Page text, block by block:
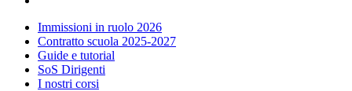
Immissioni in ruolo 2026
Contratto scuola 2025-2027
Guide e tutorial
SoS Dirigenti
I nostri corsi